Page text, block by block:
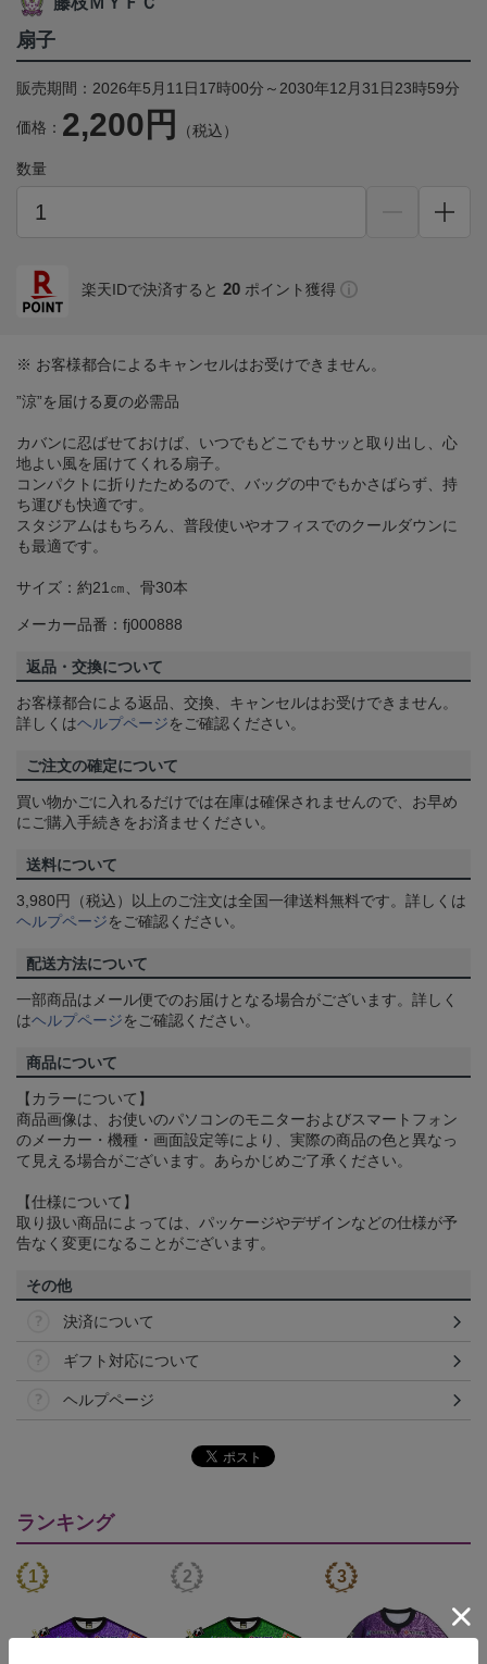
扇子
販売期間：2026年5月11日17時00分～2030年12月31日23時59分
価格： 2,200円 （税込）
数量
楽天IDで決済すると 20 ポイント獲得
※ お客様都合によるキャンセルはお受けできません。
”涼”を届ける夏の必需品
カバンに忍ばせておけば、いつでもどこでもサッと取り出し、心
地よい風を届けてくれる扇子。
コンパクトに折りたためるので、バッグの中でもかさばらず、持
ち運びも快適です。
スタジアムはもちろん、普段使いやオフィスでのクールダウンに
も最適です。
サイズ：約21㎝、骨30本
メーカー品番：fj000888
返品・交換について
お客様都合による返品、交換、キャンセルはお受けできません。
詳しくはヘルプページをご確認ください。
ご注文の確定について
買い物かごに入れるだけでは在庫は確保されませんので、お早め
にご購入手続きをお済ませください。
送料について
3,980円（税込）以上のご注文は全国一律送料無料です。詳しくは
ヘルプページをご確認ください。
配送方法について
一部商品はメール便でのお届けとなる場合がございます。詳しく
はヘルプページをご確認ください。
商品について
【カラーについて】
商品画像は、お使いのパソコンのモニターおよびスマートフォン
のメーカー・機種・画面設定等により、実際の商品の色と異なっ
て見える場合がございます。あらかじめご了承ください。
【仕様について】
取り扱い商品によっては、パッケージやデザインなどの仕様が予
告なく変更になることがございます。
その他
決済について
ギフト対応について
ヘルプページ
ランキング